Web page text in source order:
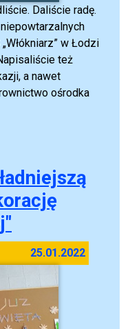
Daliście radę.
w Łodzi
też
a nawet
ośrodka
25.01.2022